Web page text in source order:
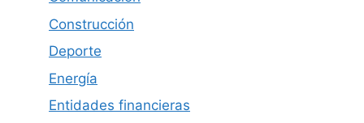
Construcción
Deporte
Energía
Entidades financieras